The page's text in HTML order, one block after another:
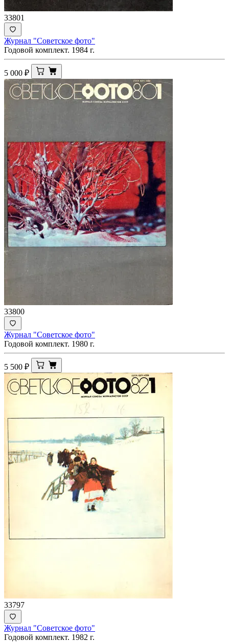
33801
Журнал "Советское фото"
Годовой комплект. 1984 г.
5 000 ₽
33800
Журнал "Советское фото"
Годовой комплект. 1980 г.
5 500 ₽
33797
Журнал "Советское фото"
Годовой комплект. 1982 г.